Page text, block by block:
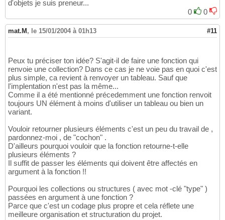
d'objets je suis preneur...
0
0
mat.M, le 15/01/2004 à 01h13 #11
Peux tu préciser ton idée? S'agit-il de faire une fonction qui
renvoie une collection? Dans ce cas je ne voie pas en quoi c'est
plus simple, ca revient à renvoyer un tableau. Sauf que
l'implentation n'est pas la même...
Comme il a été mentionné précedemment une fonction renvoit
toujours UN élément à moins d'utiliser un tableau ou bien un
variant.
Vouloir retourner plusieurs éléments c'est un peu du travail de ,
pardonnez-moi , de "cochon" .
D'ailleurs pourquoi vouloir que la fonction retourne-t-elle
plusieurs éléments ?
Il suffit de passer les éléments qui doivent être affectés en
argument à la fonction !!
Pourquoi les collections ou structures ( avec mot -clé "type" )
passées en argument à une fonction ?
Parce que c'est un codage plus propre et cela réflete une
meilleure organisation et structuration du projet.